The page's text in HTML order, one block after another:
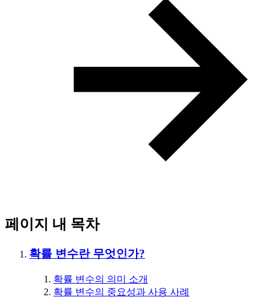
페이지 내 목차
확률 변수란 무엇인가?
확률 변수의 의미 소개
확률 변수의 중요성과 사용 사례